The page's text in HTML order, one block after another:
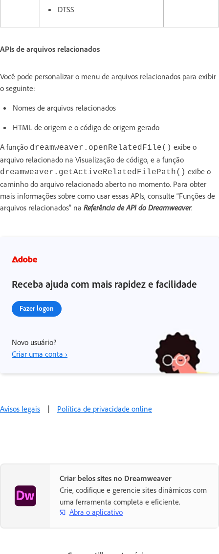
DTSS
APIs de arquivos relacionados
Você pode personalizar o menu de arquivos relacionados para exibir
o seguinte:
Nomes de arquivos relacionados
HTML de origem e o código de origem gerado
A função dreamweaver.openRelatedFile() exibe o
arquivo relacionado na Visualização de código, e a função
dreamweaver.getActiveRelatedFilePath() exibe o
caminho do arquivo relacionado aberto no momento. Para obter
mais informações sobre como usar essas APIs, consulte “Funções de
arquivos relacionados” na Referência de API do Dreamweaver.
Receba ajuda com mais rapidez e facilidade
Fazer logon
Novo usuário?
Criar uma conta ›
Avisos legais | Política de privacidade online
Criar belos sites no Dreamweaver
Crie, codifique e gerencie sites dinâmicos com
uma ferramenta completa e eficiente.
Abra o aplicativo